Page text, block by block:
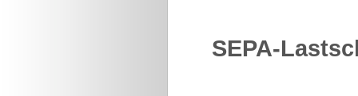
SEPA-